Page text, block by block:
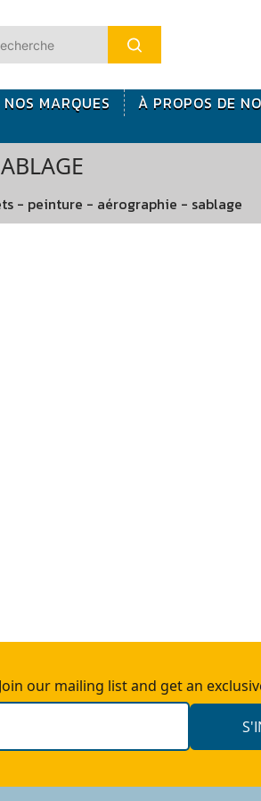
NOS MARQUES
À PROPOS DE
- peinture - aérographie - sablage
Join our mailing list and get an